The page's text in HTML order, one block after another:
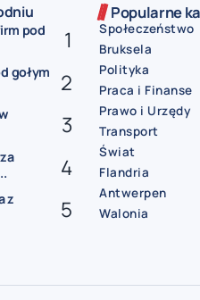
pod
gołym
z
Popularne
Społeczeństwo
Bruksela
Polityka
Praca i Finanse
Prawo i Urzędy
Transport
Świat
Flandria
Antwerpen
Walonia